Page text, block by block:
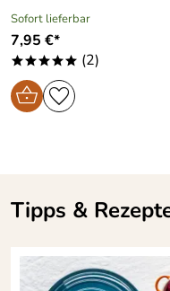
Sofort lieferbar
7,95 €*
***** (2)
Tipps &